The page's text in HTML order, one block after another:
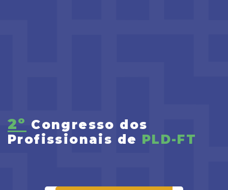
2º Congresso dos
Profissionais de PLD-FT